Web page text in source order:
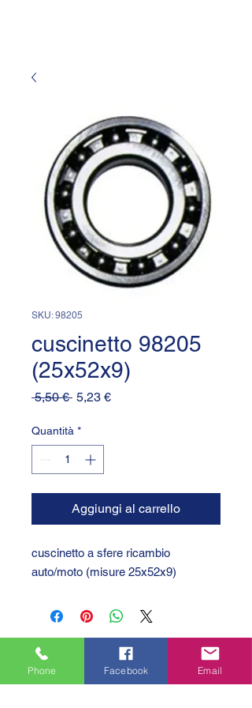
SKU: 98205
cuscinetto 98205
(25x52x9)
5,50 € Prezzo
5,23 €Prezzo
Quantità *
Aggiungi al carrello
cuscinetto a sfere ricambio
auto/moto (misure 25x52x9)
Phone Facebook Email